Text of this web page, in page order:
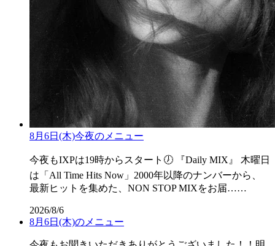
8月6日(木)今夜のメニュー
今夜もIXPは19時からスタート🕖 『Daily MIX』 木曜日
は「All Time Hits Now」2000年以降のナンバーから、
最新ヒットを集めた、NON STOP MIXをお届……
2026/8/6
8月6日(木)のメニュー